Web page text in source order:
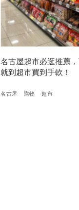
名古屋超市必逛推薦
就到超市買到手軟！
名古屋 購物 超市